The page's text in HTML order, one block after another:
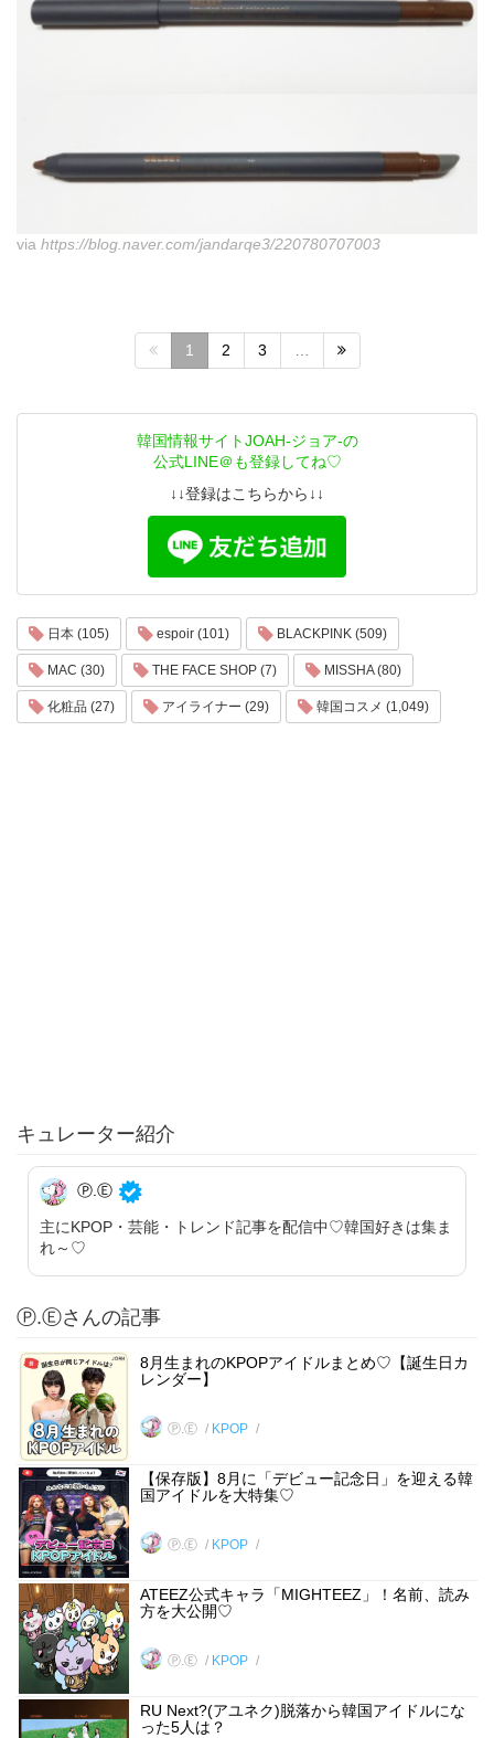
via https://blog.naver.com/jandarqe3/220780707003
1 2 3
韓国情報サイトJOAH-ジョア-の
公式LINE＠も登録してね♡
↓↓登録はこちらから↓↓
日本 (105) espoir (101) BLACKPINK (509)
MAC (30) THE FACE SHOP (7) MISSHA (80)
化粧品 (27) アイライナー (29) 韓国コスメ (1,049)
キュレーター紹介
Ⓟ.Ⓔ
主にKPOP・芸能・トレンド記事を配信中♡韓国好きは集ま
れ～♡
Ⓟ.Ⓔさんの記事
8月生まれのKPOPアイドルまとめ♡【誕生日カ
レンダー】
Ⓟ.Ⓔ KPOP
【保存版】8月に「デビュー記念日」を迎える韓
国アイドルを大特集♡
Ⓟ.Ⓔ KPOP
ATEEZ公式キャラ「MIGHTEEZ」！名前、読み
方を大公開♡
Ⓟ.Ⓔ KPOP
RU Next?(アユネク)脱落から韓国アイドルにな
った5人は？